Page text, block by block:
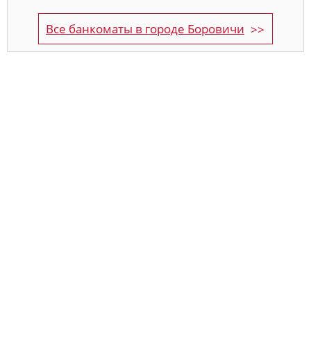
Все банкоматы в городе Боровичи